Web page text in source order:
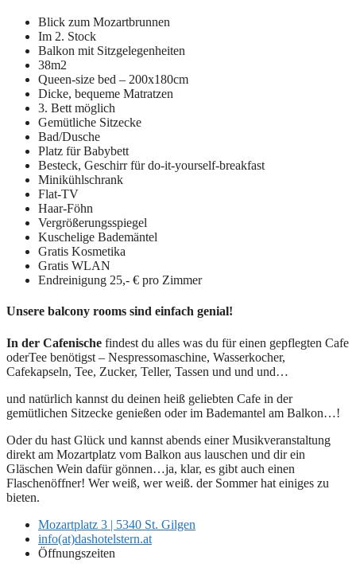
Blick zum Mozartbrunnen
Im 2. Stock
Balkon mit Sitzgelegenheiten
38m2
Queen-size bed – 200x180cm
Dicke, bequeme Matratzen
3. Bett möglich
Gemütliche Sitzecke
Bad/Dusche
Platz für Babybett
Besteck, Geschirr für do-it-yourself-breakfast
Minikühlschrank
Flat-TV
Haar-Föhn
Vergrößerungsspiegel
Kuschelige Bademäntel
Gratis Kosmetika
Gratis WLAN
Endreinigung 25,- € pro Zimmer
Unsere balcony rooms sind einfach genial!
In der Cafenische findest du alles was du für einen gepflegten Cafe
oderTee benötigst – Nespressomaschine, Wasserkocher,
Cafekapseln, Tee, Zucker, Teller, Tassen und und und…
und natürlich kannst du deinen heiß geliebten Cafe in der
gemütlichen Sitzecke genießen oder im Bademantel am Balkon…!
Oder du hast Glück und kannst abends einer Musikveranstaltung
direkt am Mozartplatz vom Balkon aus lauschen und dir ein
Gläschen Wein dafür gönnen…ja, klar, es gibt auch einen
Flaschenöffner! Wer weiß, wer weiß. der Sommer hat einiges zu
bieten.
Mozartplatz 3 | 5340 St. Gilgen
info(at)dashotelstern.at
Öffnungszeiten